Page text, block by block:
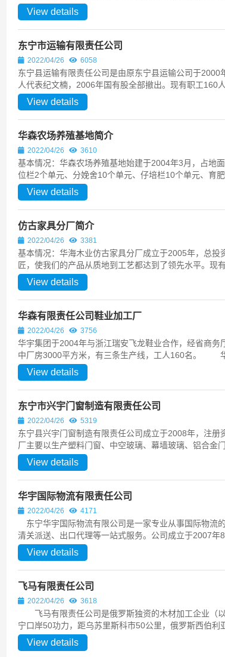
View details
东宁市运输有限责任公司
2022/04/26 6058
东宁县运输有限责任公司是由原东宁县运输公司于
人代表纪文楠，2006年国有股全部撤出。现有职工160
View details
华森农场养殖基地简介
2022/04/26 3610
基本情况：华森农场养殖基地始建于2004年3月，占地
位栏2个单元、分娩舍10个单元、仔培栏10个单元、育
View details
仿古家具分厂简介
2022/04/26 3381
基本情况：华海木业仿古家具分厂成立于2005年，总
匠，使我们的产品从质地到工艺都达到了领先水平。现
View details
华森有限责任公司鞋业加工厂
2022/04/26 3756
华宇集团于2004年与浙江瑞安飞龙鞋业合作，经省商
中厂房3000平方米，有三条生产线，工人160名。 华
View details
东宁市兴宇门窗制造有限责任公司
2022/04/26 5319
东宁县兴宇门窗制造有限责任公司成立于2008年，
厂主要以生产塑料门窗、中空玻璃、幕墙玻璃、铝合金
View details
华宇国际物流有限责任公司
2022/04/26 4171
东宁华宇国际物流有限公司是一家专业从事国际物流
清关派送、出口代理等一站式服务。公司成立于2007年
View details
飞马有限责任公司
2022/04/26 3618
飞马有限责任公司是俄罗斯独资的木材加工企业（以
宁口岸50功力，距乌苏里斯科市50公里，俄罗斯西伯利
View details
集团下属宏正煤矿正式复工建设纪文楠董事
长亲临现场指导工作￼
2025/04/17
3158
纪文楠董事长亲临现场指导工作 4月13日，
华宇集团旗下的宏正煤矿正式复工建设，标志
着该煤矿项目迈入新的发展阶段。华宇集团董
事长纪文楠亲临宏正煤矿指导复工建...
省交通厅、省道路运输发展
中心联合调研组 莅临华宇
集团开展党建调研
2025/03/26
2961
党委书记姜扬在大年三十慰
问一线员工
2025/02/06
在“五一”国际劳动节到来之
际 集团公司向全体员工致
以节日祝贺和诚挚慰问
2024/05/01
4528
View all